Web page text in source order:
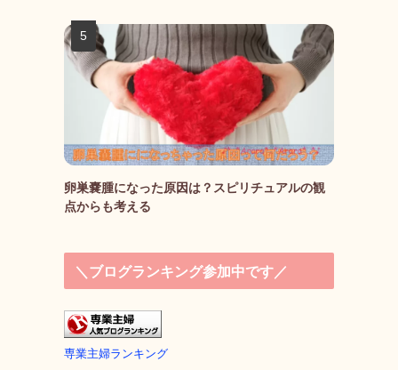
卵巣嚢腫になった原因は？スピリチュアルの観
点からも考える
＼ブログランキング参加中です／
専業主婦ランキング